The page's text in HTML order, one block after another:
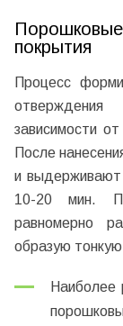
покрытия
Процесс
зависимости
После
и выдерживают
10-20 мин.
равномерно
образую
Наиболее